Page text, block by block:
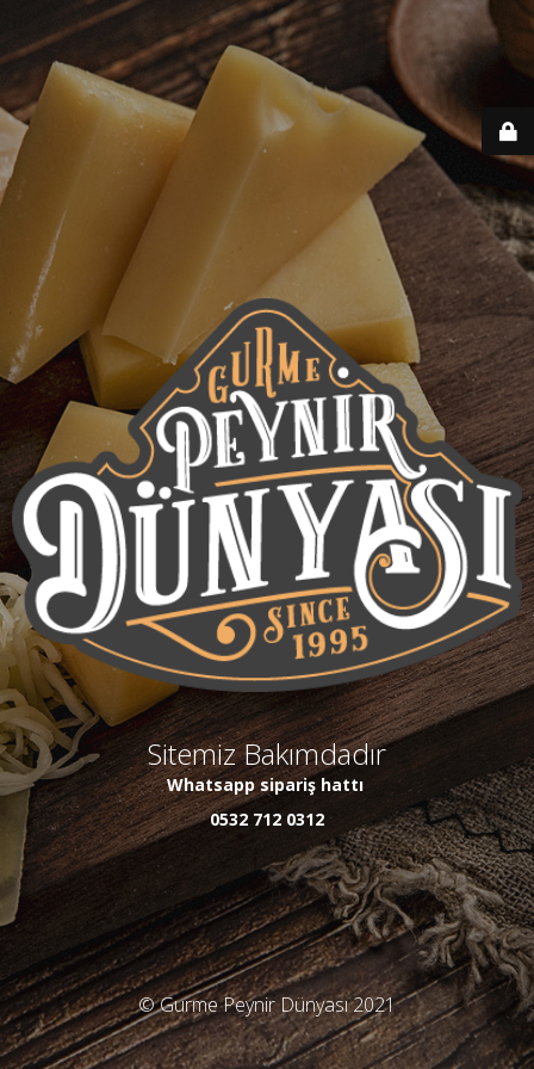
Sitemiz Bakımdadır
Whatsapp sipariş hattı
0532 712 0312
© Gurme Peynir Dünyası 2021